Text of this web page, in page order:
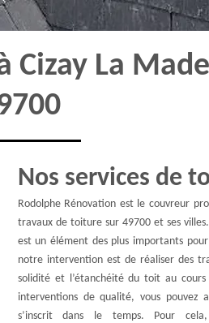
Cizay La
Nos services de
Rodolphe Rénovation est le couvreur
travaux de toiture sur 49700 et ses
est un élément des plus importants
notre intervention est de réaliser des
solidité et l’étanchéité du toit au
interventions de qualité, vous pouvez
s’inscrit dans le temps. Pour